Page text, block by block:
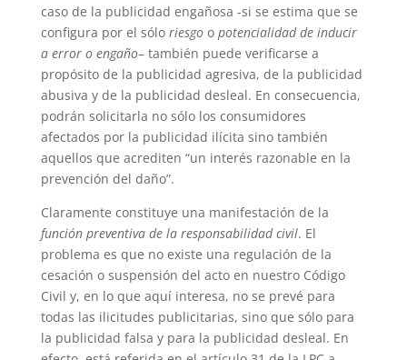
caso de la publicidad engañosa -si se estima que se
configura por el sólo riesgoo potencialidad de inducir
a error o engaño– también puede verificarse a
propósito de la publicidad agresiva, de la publicidad
abusiva y de la publicidad desleal. En consecuencia,
podrán solicitarla no sólo los consumidores
afectados por la publicidad ilícita sino también
aquellos que acrediten “un interés razonable en la
prevención del daño”.
Claramente constituye una manifestación de la
función preventiva de la responsabilidad civil. El
problema es que no existe una regulación de la
cesación o suspensión del acto en nuestro Código
Civil y, en lo que aquí interesa, no se prevé para
todas las ilicitudes publicitarias, sino que sólo para
la publicidad falsa y para la publicidad desleal. En